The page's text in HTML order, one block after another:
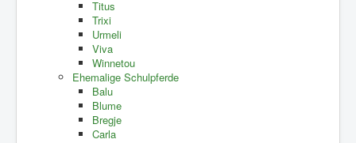
Titus
Trixi
Urmeli
Viva
Winnetou
Ehemalige Schulpferde
Balu
Blume
Bregje
Carla